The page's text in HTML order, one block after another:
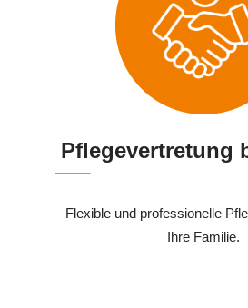
Pflegevertretung
Flexible und professionelle
Ihre Familie.